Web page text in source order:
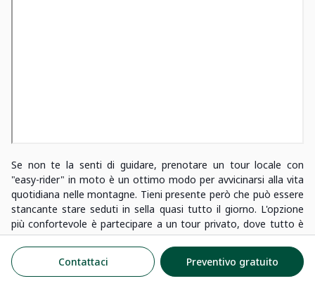
Se non te la senti di guidare, prenotare un tour locale con
"easy-rider" in moto è un ottimo modo per avvicinarsi alla vita
quotidiana nelle montagne. Tieni presente però che può essere
stancante stare seduti in sella quasi tutto il giorno. L'opzione
più confortevole è partecipare a un tour privato, dove tutto è
progettato intorno a te. Niente grandi gruppi, niente fretta,
solo i tuoi spazi e il tuo ritmo. La scelta è tua.
Conclusione
Contattaci Preventivo gratuito